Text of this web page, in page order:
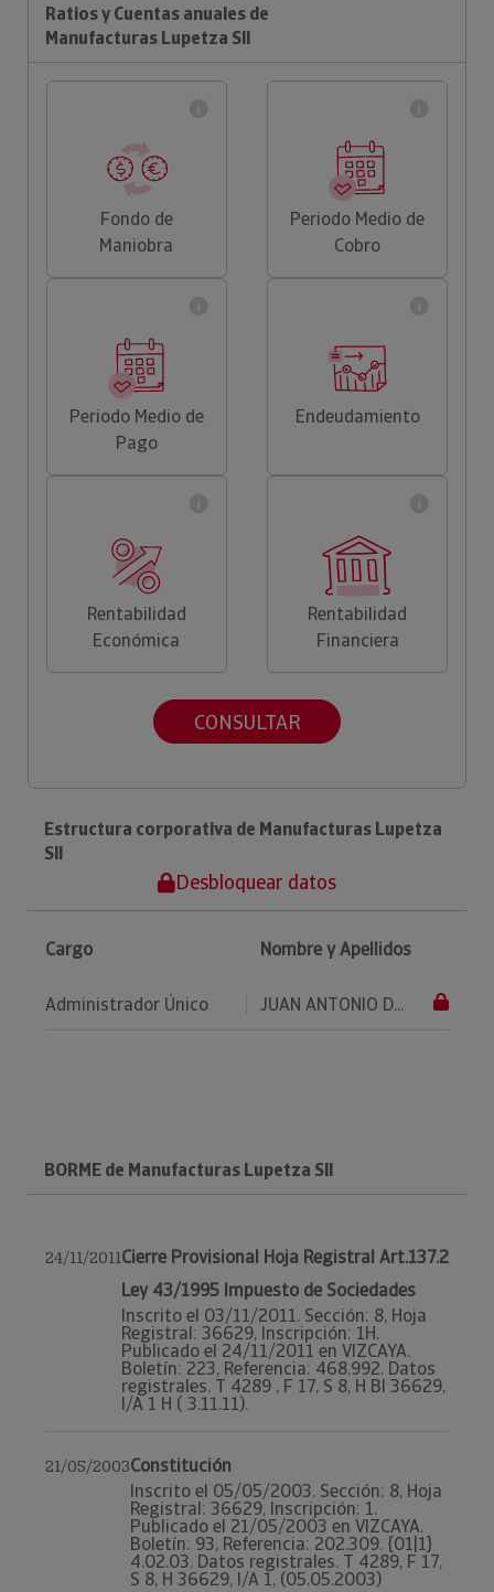
Ratios y Cuentas anuales de
Manufacturas Lupetza Sll
Fondo de
Maniobra
Periodo Medio de
Cobro
Periodo Medio de
Pago
Endeudamiento
Rentabilidad
Económica
Rentabilidad
Financiera
CONSULTAR
Estructura corporativa de Manufacturas Lupetza
Sll
Desbloquear datos
Cargo Nombre y Apellidos
Administrador Único JUAN ANTONIO D...
BORME de Manufacturas Lupetza Sll
24/11/2011Cierre Provisional Hoja Registral Art.137.2
Ley 43/1995 Impuesto de Sociedades
Inscrito el 03/11/2011. Sección: 8, Hoja
Registral: 36629, Inscripción: 1H.
Publicado el 24/11/2011 en VIZCAYA.
Boletín: 223, Referencia: 468.992. Datos
registrales. T 4289 , F 17, S 8, H BI 36629,
I/A 1 H ( 3.11.11).
21/05/2003Constitución
Inscrito el 05/05/2003. Sección: 8, Hoja
Registral: 36629, Inscripción: 1.
Publicado el 21/05/2003 en VIZCAYA.
Boletín: 93, Referencia: 202.309. {01|1}
4.02.03. Datos registrales. T 4289, F 17,
S 8, H 36629, I/A 1, (05.05.2003)